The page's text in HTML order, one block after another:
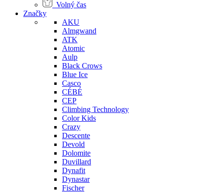
Volný čas
Značky
AKU
Almgwand
ATK
Atomic
Aulp
Black Crows
Blue Ice
Casco
CÉBÉ
CEP
Climbing Technology
Color Kids
Crazy
Descente
Devold
Dolomite
Duvillard
Dynafit
Dynastar
Fischer